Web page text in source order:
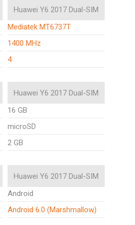
Huawei Y6 2017 Dual-SIM
Mediatek MT6737T
1400 MHz
4
Huawei Y6 2017 Dual-SIM
16 GB
microSD
2 GB
Huawei Y6 2017 Dual-SIM
Android
Android 6.0 (Marshmallow)